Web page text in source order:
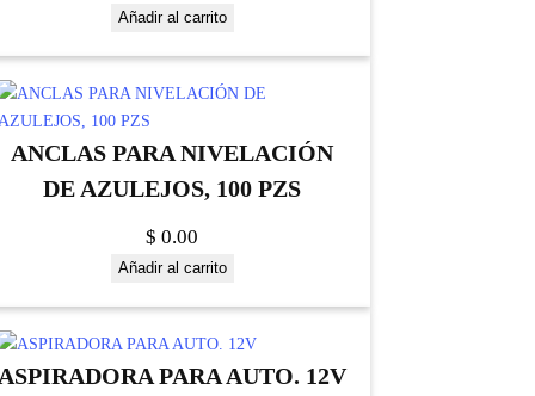
Añadir al carrito
ANCLAS PARA NIVELACIÓN
DE AZULEJOS, 100 PZS
$ 0.00
Añadir al carrito
PARA AUTO. 12V